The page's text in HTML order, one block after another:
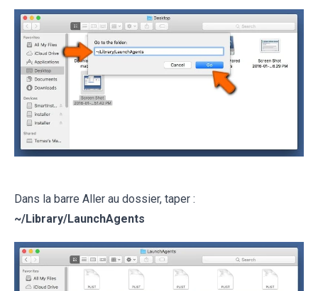
Dans la barre Aller au dossier, taper :
~/Library/LaunchAgents